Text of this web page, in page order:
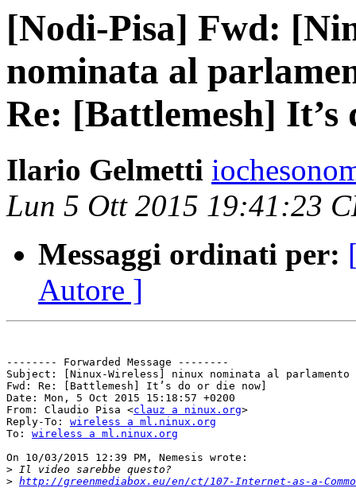
[Nodi-Pisa] Fwd:
nominata al
Re: [Battlemesh] It’s
Ilario Gelmetti
Lun 5 Ott 2015 19:41:23
Messaggi ordinati per:
Autore ]
-------- Forwarded Message --------
Subject: [Ninux-Wireless] ninux nominata al parlamento
Fwd: Re: [Battlemesh] It’s do or die now]
Date: Mon, 5 Oct 2015 15:18:57 +0200
From: Claudio Pisa <clauz a ninux.org>
Reply-To: wireless a ml.ninux.org
To: wireless a ml.ninux.org
On 10/03/2015 12:39 PM, Nemesis wrote:
>
> http://greenmediabox.eu/en/ct/107-Internet-as-a-